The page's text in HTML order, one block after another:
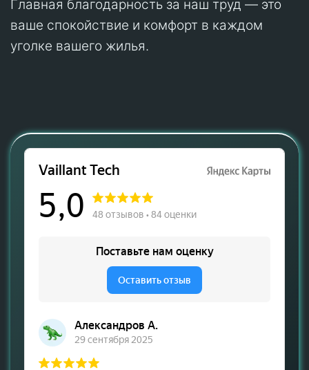
Главная благодарность за наш труд — это
ваше спокойствие и комфорт в каждом
уголке вашего жилья.